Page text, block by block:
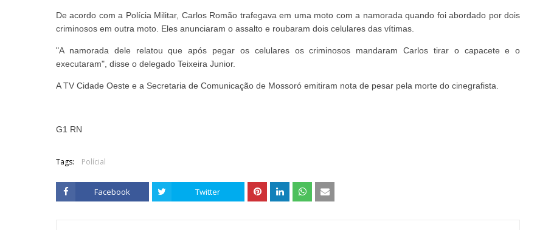
De acordo com a Polícia Militar, Carlos Romão trafegava em uma moto com a namorada quando foi abordado por dois
criminosos em outra moto. Eles anunciaram o assalto e roubaram dois celulares das vítimas.
"A namorada dele relatou que após pegar os celulares os criminosos mandaram Carlos tirar o capacete e o
executaram", disse o delegado Teixeira Junior.
A TV Cidade Oeste e a Secretaria de Comunicação de Mossoró emitiram nota de pesar pela morte do cinegrafista.
G1 RN
Tags: Polícial
Facebook Twitter